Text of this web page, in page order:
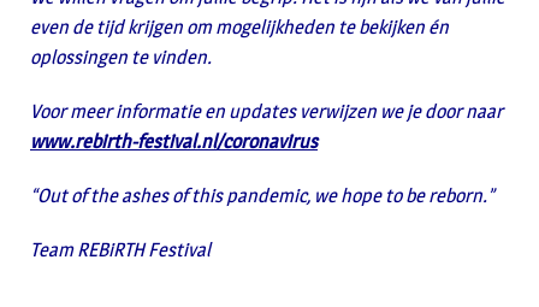
even de tijd krijgen om mogelijkheden te bekijken én
oplossingen te vinden.
Voor meer informatie en updates verwijzen we je door naar
www.rebirth-festival.nl/coronavirus
“Out of the ashes of this pandemic, we hope to be reborn.”
Team REBiRTH Festival